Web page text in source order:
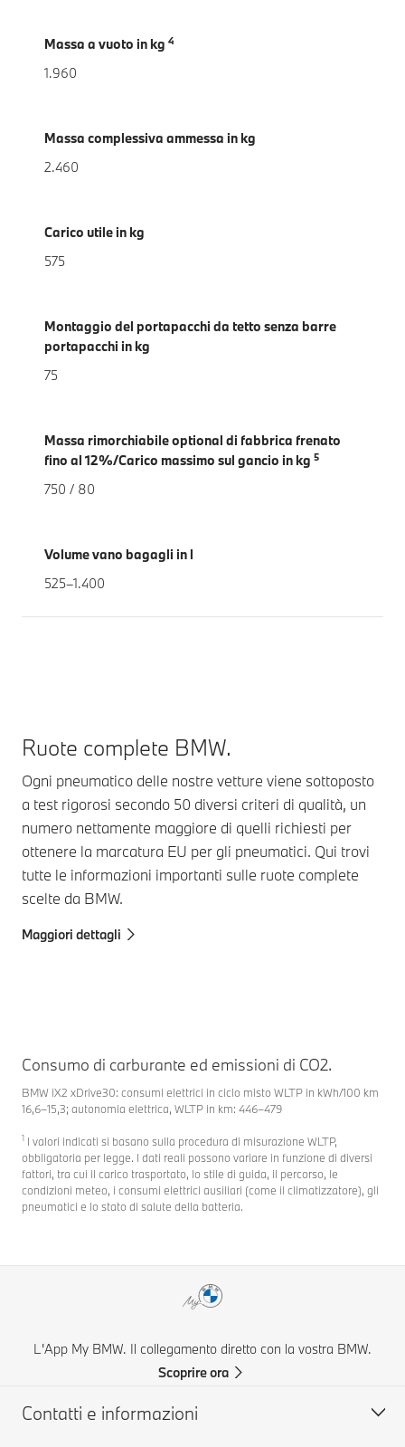
Massa a vuoto in kg 4
1.960
Massa complessiva ammessa in kg
2.460
Carico utile in kg
575
Montaggio del portapacchi da tetto senza barre
portapacchi in kg
75
Massa rimorchiabile optional di fabbrica frenato
fino al 12%/Carico massimo sul gancio in kg 5
750 / 80
Volume vano bagagli in l
525–1.400
Ruote complete BMW.
Ogni pneumatico delle nostre vetture viene sottoposto
a test rigorosi secondo 50 diversi criteri di qualità, un
numero nettamente maggiore di quelli richiesti per
ottenere la marcatura EU per gli pneumatici. Qui trovi
tutte le informazioni importanti sulle ruote complete
scelte da BMW.
Maggiori dettagli
Consumo di carburante ed emissioni di CO2.
BMW iX2 xDrive30: consumi elettrici in ciclo misto WLTP in kWh/100 km
16,6–15,3; autonomia elettrica, WLTP in km: 446–479
1 I valori indicati si basano sulla procedura di misurazione WLTP,
obbligatoria per legge. I dati reali possono variare in funzione di diversi
fattori, tra cui il carico trasportato, lo stile di guida, il percorso, le
condizioni meteo, i consumi elettrici ausiliari (come il climatizzatore), gli
pneumatici e lo stato di salute della batteria.
L'App My BMW. Il collegamento diretto con la vostra BMW.
Scoprire ora
Contatti e informazioni